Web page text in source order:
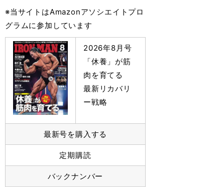
※当サイトはAmazonアソシエイトプロ
グラムに参加しています
2026年8月号
「休養」が筋
肉を育てる
最新リカバリ
ー戦略
最新号を購入する
定期購読
バックナンバー